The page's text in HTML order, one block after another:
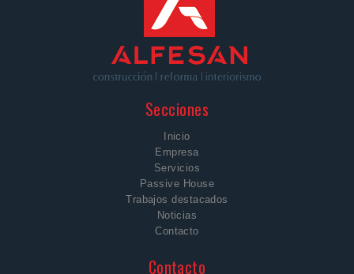
Secciones
Inicio
Empresa
Servicios
Passive House
Trabajos destacados
Noticias
Contacto
Contacto